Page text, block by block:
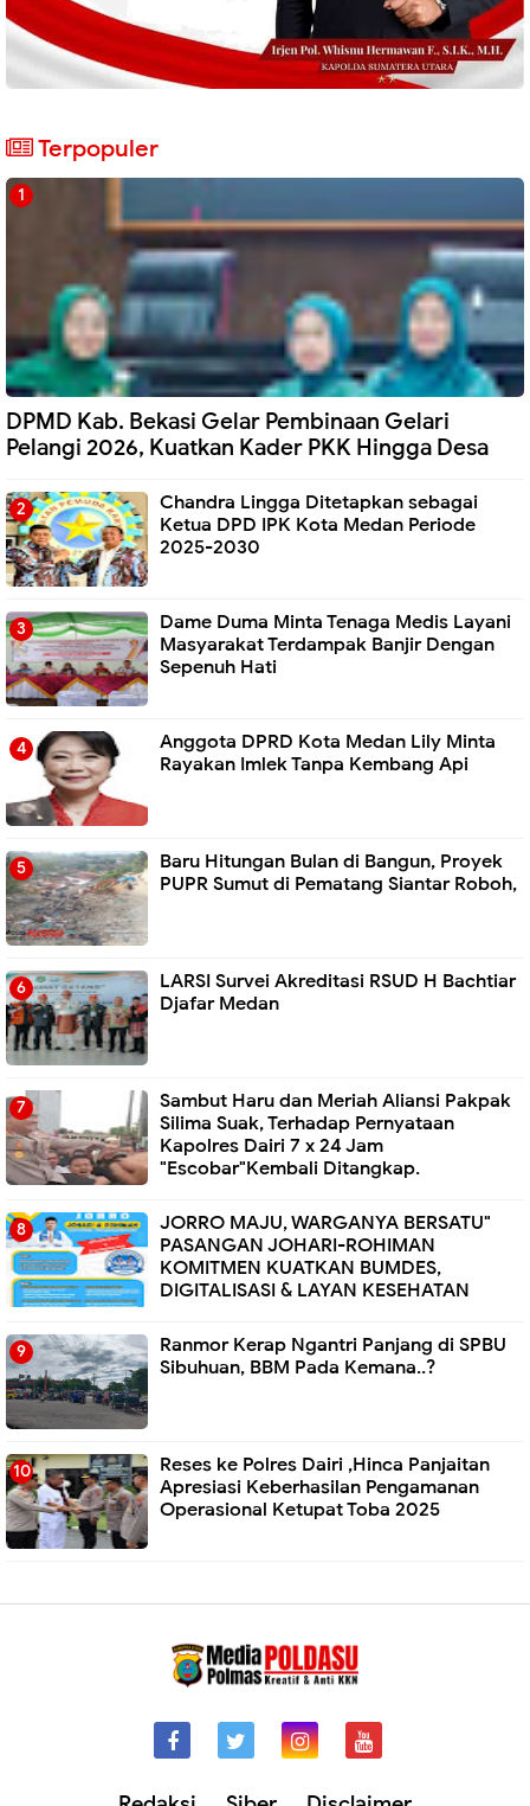
Terpopuler
DPMD Kab. Bekasi Gelar Pembinaan Gelari
Pelangi 2026, Kuatkan Kader PKK Hingga Desa
Chandra Lingga Ditetapkan sebagai
Ketua DPD IPK Kota Medan Periode
2025-2030
Dame Duma Minta Tenaga Medis Layani
Masyarakat Terdampak Banjir Dengan
Sepenuh Hati
Anggota DPRD Kota Medan Lily Minta
Rayakan Imlek Tanpa Kembang Api
Baru Hitungan Bulan di Bangun, Proyek
PUPR Sumut di Pematang Siantar Roboh,
LARSI Survei Akreditasi RSUD H Bachtiar
Djafar Medan
Sambut Haru dan Meriah Aliansi Pakpak
Silima Suak, Terhadap Pernyataan
Kapolres Dairi 7 x 24 Jam
"Escobar"Kembali Ditangkap.
JORRO MAJU, WARGANYA BERSATU"
PASANGAN JOHARI-ROHIMAN
KOMITMEN KUATKAN BUMDES,
DIGITALISASI & LAYAN KESEHATAN
Ranmor Kerap Ngantri Panjang di SPBU
Sibuhuan, BBM Pada Kemana..?
Reses ke Polres Dairi ,Hinca Panjaitan
Apresiasi Keberhasilan Pengamanan
Operasional Ketupat Toba 2025